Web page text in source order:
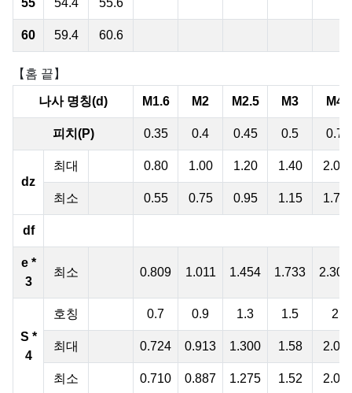
55 54.4 55.6
60 59.4 60.6
【홈 끝】
나사 명칭(d) M1.6 M2 M2.5 M3 M4
피치(P) 0.35 0.4 0.45 0.5 0.7
dz
최대 0.80 1.00 1.20 1.40 2.00
최소 0.55 0.75 0.95 1.15 1.75
df
e *
3
최소 0.809 1.011 1.454 1.733 2.303
S *
4
호칭 0.7 0.9 1.3 1.5 2
최대 0.724 0.913 1.300 1.58 2.08
최소 0.710 0.887 1.275 1.52 2.02